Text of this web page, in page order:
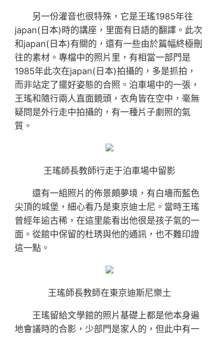
另一份灌音也很特殊，它是王瑤1985年往
japan(日本)時的講座，里面有日語的翻譯。此次
和japan(日本)有關的，還有一些由於篇幅終極刪
往的素材。專檔中的照片里，有相當一部門是
1985年此次在japan(日本)拍攝的，多是抓拍，
而非站定了擺好姿態的合照。泊車場中的一張，
王瑤和隨行兩人直面鏡頭，衣角皆在空中，毫無
疑問是外行走中拍攝的，有一種片子劇照的氣
質。
王瑤師長教師行走于泊車場中留影
還有一組照片的佈景頗夢境，有白墻而藍色
尖頂的城堡，細心看乃是東京迪士尼。當時王瑤
曾經年逾古稀，在這里能看出他很是孩子氣的一
面。從館中保留的杜琇與他的通訊，也不難印證
這一點。
王瑤師長教師在東京迪斯尼樂土
王瑤留給文學館的照片基礎上都是他本身遍
地會議時的合影，少部門是家人的，但此中有一